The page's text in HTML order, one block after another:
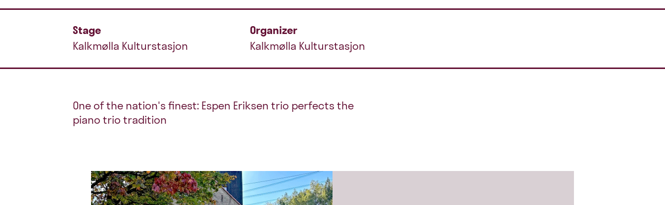
Stage
Kalkmølla Kulturstasjon
Organizer
Kalkmølla Kulturstasjon
One of the nation's finest: Espen Eriksen trio perfects the
piano trio tradition